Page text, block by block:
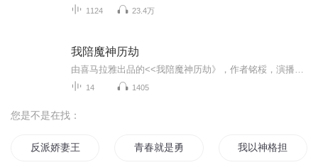
1124 23.4万
我陪魔神历劫
14 1405
您是不是在找：
反派娇妻王爷多担待 青春就是勇于担当 我以神格担保